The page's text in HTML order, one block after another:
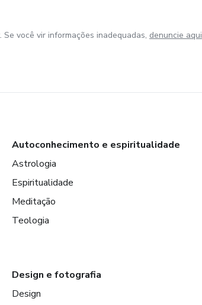
você vir informações inadequadas, denuncie aqui
Autoconhecimento e espiritualidade
Astrologia
Espiritualidade
Meditação
Teologia
Design e fotografia
Design